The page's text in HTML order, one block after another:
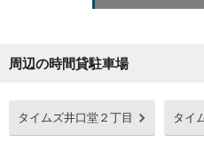
周辺の時間貸駐車場
タイムズ井口堂２丁目 タイ